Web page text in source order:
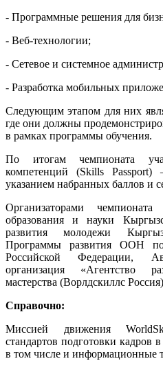
- Программные решения для
- Веб-технологии;
- Сетевое и системное
- Разработка мобильных
Следующим этапом для них
где они должны
в рамках программы обучения.
По итогам чемпионата
компетенций (Skills
указанием набранных баллов и
Организаторами
образования и науки
развития молодежи
Программы развития ООН по
Российской Федерации,
организация «Агентство
мастерства (Ворлдскиллс
Справочно:
Миссией движения
стандартов подготовки кадров
в том числе и информационные